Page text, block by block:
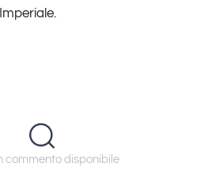
commento disponibile